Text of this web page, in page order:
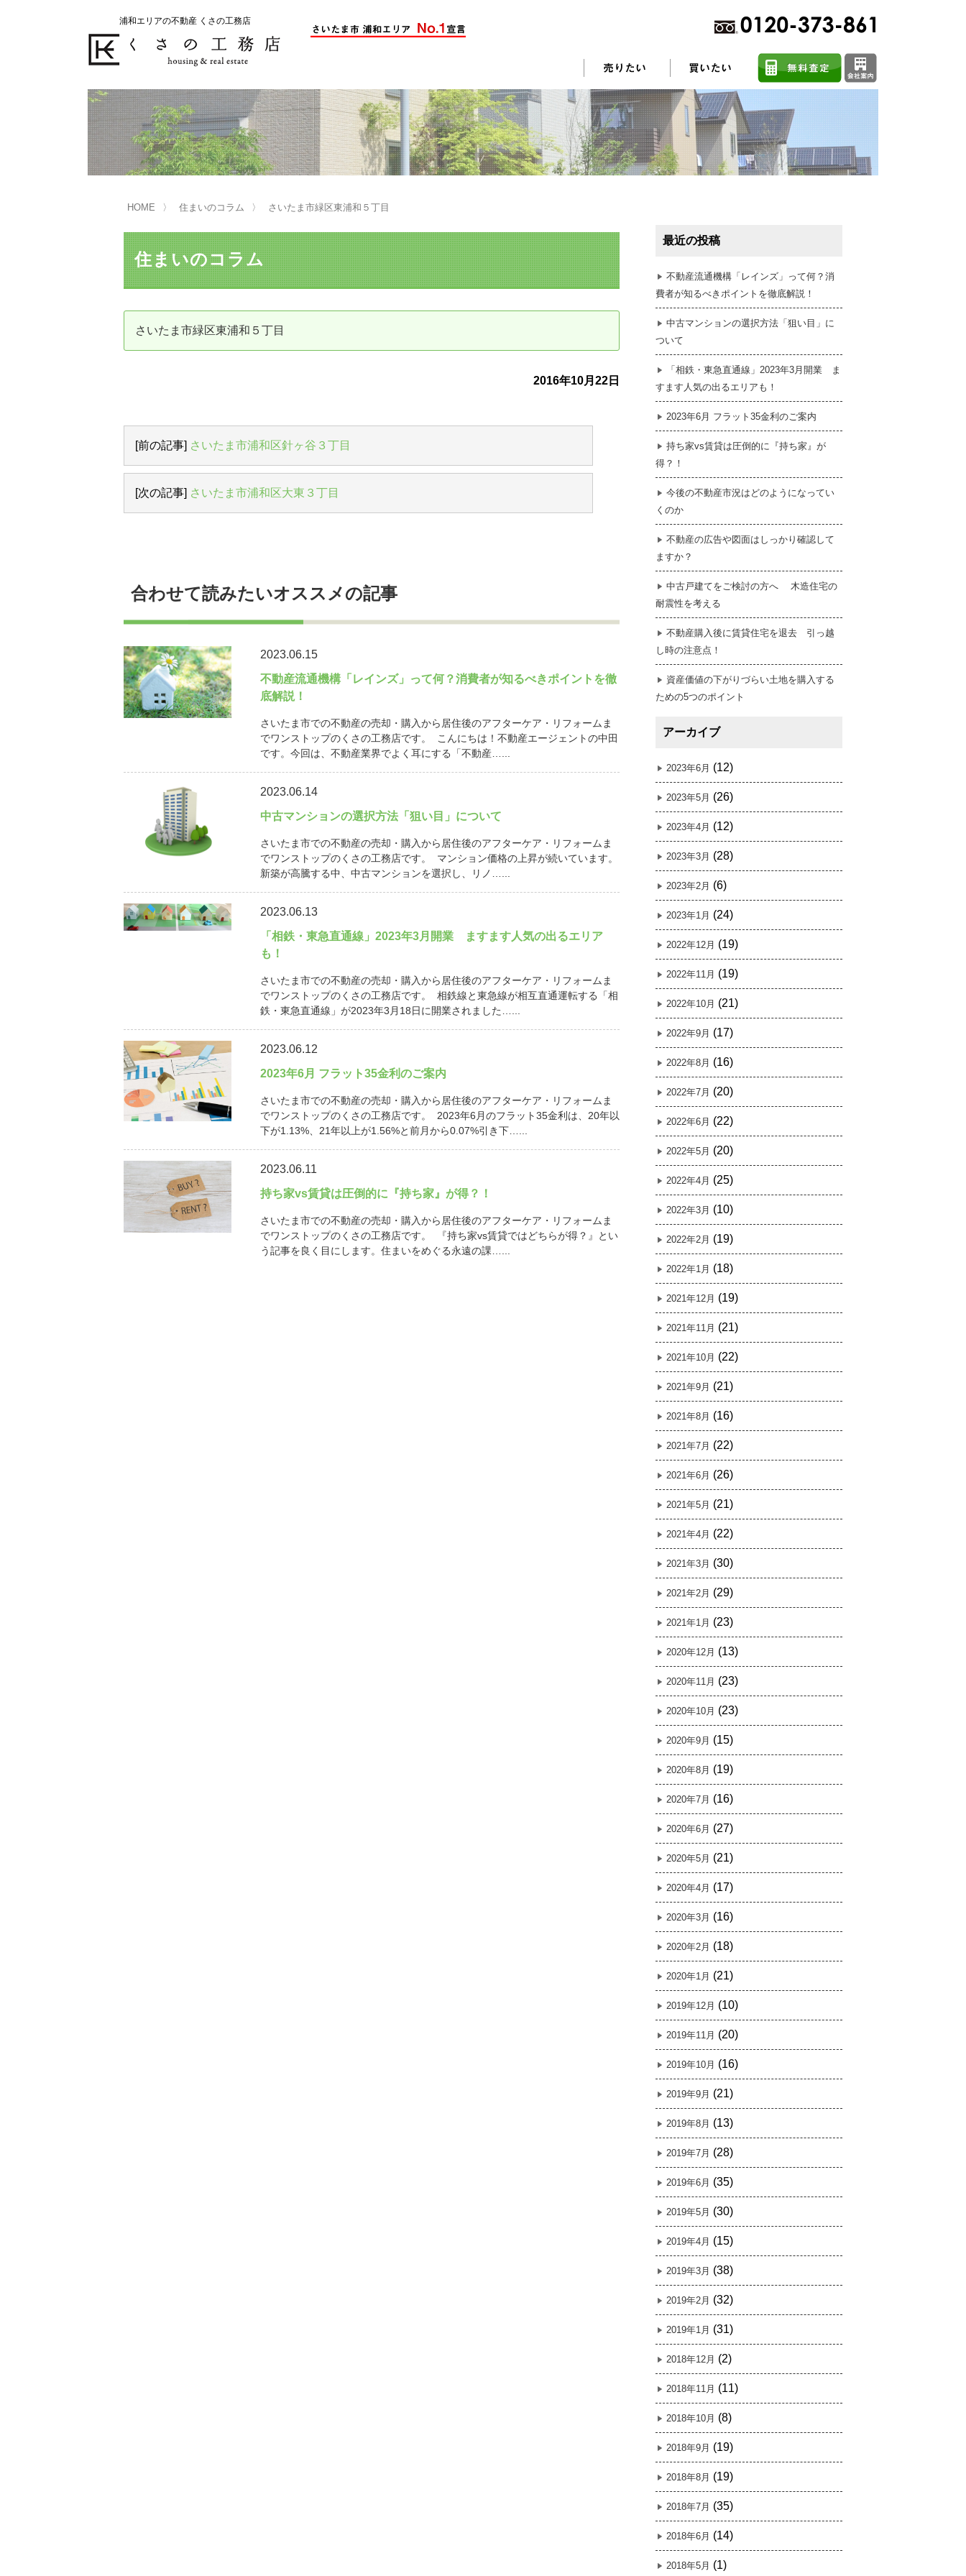
浦和エリアの不動産 くさの工務店
不動産の売却をお考えのお客様
くさの工務店が選ばれる理由 売却活動 売却されたお客様の声 不動産売却に関するよくある質問
買い替えサポート はじめての売却 不動産売却成功のコツ 任意売却
不動産の相続 売却前の修繕・リフォーム
売却の流れ（手順）
売買契約のご締結
不動産の購入をお考えのお客様
くさの工務店が選ばれる理由 購入されたお客様の声 不動産購入に関するよくある質問
住宅ローン控除・消費税について
リニュアル仲介とは
資産価値の減りにくい住宅購入 中古だから安心して購入できる仕組み リニュアル仲介で実現する豊かな暮らし はじめての物件探し
HOME 住まいのコラム さいたま市緑区東浦和５丁目
住まいのコラム
さいたま市緑区東浦和５丁目
2016年10月22日
[前の記事] さいたま市浦和区針ヶ谷３丁目
[次の記事] さいたま市浦和区大東３丁目
合わせて読みたいオススメの記事
2023.06.15
不動産流通機構「レインズ」って何？消費者が知るべきポイントを徹
底解説！
さいたま市での不動産の売却・購入から居住後のアフターケア・リフォームま
でワンストップのくさの工務店です。 こんにちは！不動産エージェントの中田
です。今回は、不動産業界でよく耳にする「不動産…...
2023.06.14
中古マンションの選択方法「狙い目」について
さいたま市での不動産の売却・購入から居住後のアフターケア・リフォームま
でワンストップのくさの工務店です。 マンション価格の上昇が続いています。
新築が高騰する中、中古マンションを選択し、リノ…...
2023.06.13
「相鉄・東急直通線」2023年3月開業 ますます人気の出るエリア
も！
さいたま市での不動産の売却・購入から居住後のアフターケア・リフォームま
でワンストップのくさの工務店です。 相鉄線と東急線が相互直通運転する「相
鉄・東急直通線」が2023年3月18日に開業されました…...
2023.06.12
2023年6月 フラット35金利のご案内
さいたま市での不動産の売却・購入から居住後のアフターケア・リフォームま
でワンストップのくさの工務店です。 2023年6月のフラット35金利は、20年以
下が1.13%、21年以上が1.56%と前月から0.07%引き下…...
2023.06.11
持ち家vs賃貸は圧倒的に『持ち家』が得？！
さいたま市での不動産の売却・購入から居住後のアフターケア・リフォームま
でワンストップのくさの工務店です。 『持ち家vs賃貸ではどちらが得？』とい
う記事を良く目にします。住まいをめぐる永遠の課…...
最近の投稿
不動産流通機構「レインズ」って何？消
費者が知るべきポイントを徹底解説！
中古マンションの選択方法「狙い目」に
ついて
「相鉄・東急直通線」2023年3月開業 ま
すます人気の出るエリアも！
2023年6月 フラット35金利のご案内
持ち家vs賃貸は圧倒的に『持ち家』が
得？！
今後の不動産市況はどのようになってい
くのか
不動産の広告や図面はしっかり確認して
ますか？
中古戸建てをご検討の方へ 木造住宅の
耐震性を考える
不動産購入後に賃貸住宅を退去 引っ越
し時の注意点！
資産価値の下がりづらい土地を購入する
ための5つのポイント
アーカイブ
2023年6月 (12)
2023年5月 (26)
2023年4月 (12)
2023年3月 (28)
2023年2月 (6)
2023年1月 (24)
2022年12月 (19)
2022年11月 (19)
2022年10月 (21)
2022年9月 (17)
2022年8月 (16)
2022年7月 (20)
2022年6月 (22)
2022年5月 (20)
2022年4月 (25)
2022年3月 (10)
2022年2月 (19)
2022年1月 (18)
2021年12月 (19)
2021年11月 (21)
2021年10月 (22)
2021年9月 (21)
2021年8月 (16)
2021年7月 (22)
2021年6月 (26)
2021年5月 (21)
2021年4月 (22)
2021年3月 (30)
2021年2月 (29)
2021年1月 (23)
2020年12月 (13)
2020年11月 (23)
2020年10月 (23)
2020年9月 (15)
2020年8月 (19)
2020年7月 (16)
2020年6月 (27)
2020年5月 (21)
2020年4月 (17)
2020年3月 (16)
2020年2月 (18)
2020年1月 (21)
2019年12月 (10)
2019年11月 (20)
2019年10月 (16)
2019年9月 (21)
2019年8月 (13)
2019年7月 (28)
2019年6月 (35)
2019年5月 (30)
2019年4月 (15)
2019年3月 (38)
2019年2月 (32)
2019年1月 (31)
2018年12月 (2)
2018年11月 (11)
2018年10月 (8)
2018年9月 (19)
2018年8月 (19)
2018年7月 (35)
2018年6月 (14)
2018年5月 (1)